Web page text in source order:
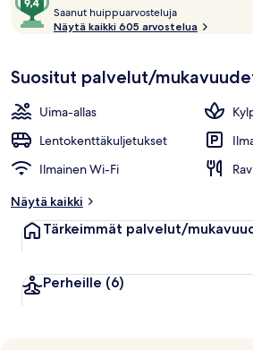
kautta
10,
suosikki
Saanut huippuarvosteluja
a
u
a
r
Näytä kaikki 605 arvostelua
Suositut palvelut/
Uima-allas
Lentokenttäkuljetukset
Ilmainen Wi-Fi
Näytä kaikki
Tärkeimmät palvelut/
Perheille (6)